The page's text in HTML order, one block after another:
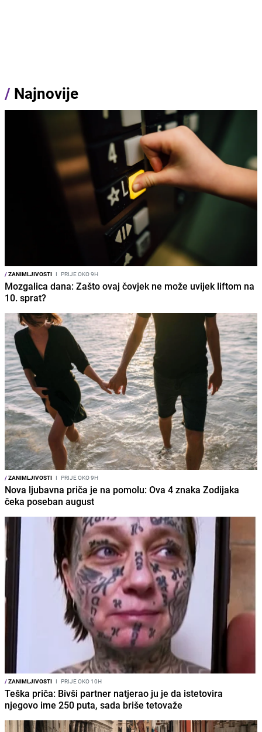
/ Najnovije
/ZANIMLJIVOSTI I PRIJE OKO 9H
Mozgalica dana: Zašto ovaj čovjek ne može uvijek liftom na
10. sprat?
/ZANIMLJIVOSTI I PRIJE OKO 9H
Nova ljubavna priča je na pomolu: Ova 4 znaka Zodijaka
čeka poseban august
/ZANIMLJIVOSTI I PRIJE OKO 10H
Teška priča: Bivši partner natjerao ju je da istetovira
njegovo ime 250 puta, sada briše tetovaže